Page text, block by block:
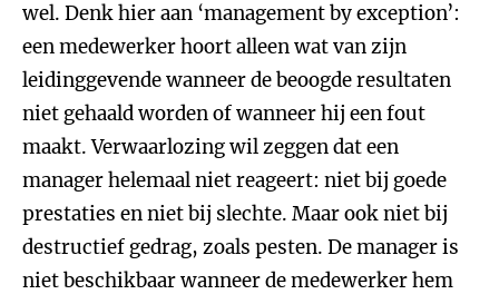
wel. Denk hier aan ‘management by exception’:
een medewerker hoort alleen wat van zijn
leidinggevende wanneer de beoogde resultaten
niet gehaald worden of wanneer hij een fout
maakt. Verwaarlozing wil zeggen dat een
manager helemaal niet reageert: niet bij goede
prestaties en niet bij slechte. Maar ook niet bij
destructief gedrag, zoals pesten. De manager is
niet beschikbaar wanneer de medewerker hem